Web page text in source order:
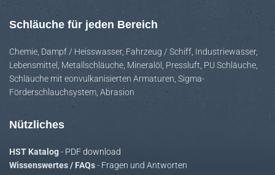
Schläuche für jeden Bereich
Chemie Dampf / Heisswasser, Fahrzeug / Schiff Industriewasser,
Lebensmittel
Metallschläuche Mineralöl Pressluft PU Schläuche
Schläuche mit eonvulkanisierten Armaturen Sigma-
Förderschlauchsystem Abrasion
Nützliches
HST Katalog- PDF download
Wissenswertes / FAQs- Fragen und Antworten